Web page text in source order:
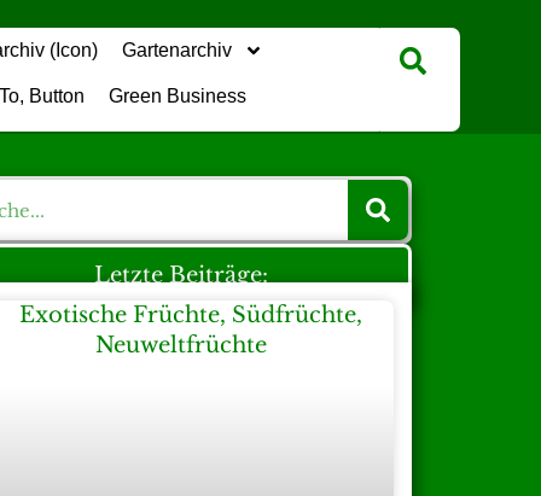
Gartenarchiv
Green Business
Letzte Beiträge: